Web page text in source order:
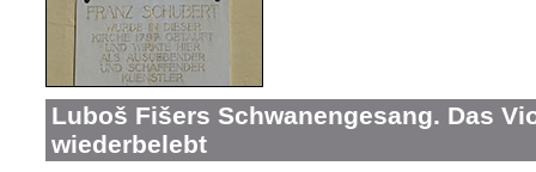
Luboš Fišers Schwanengesang. Das
wiederbelebt